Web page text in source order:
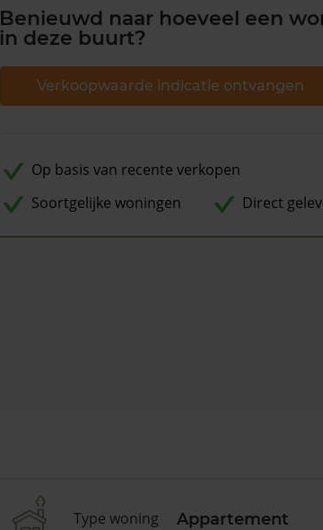
Benieuwd naar hoeveel een
in deze buurt?
Verkoopwaarde indicatie ontvangen
Op basis van recente verkopen
Soortgelijke woningen
Direct
Type woning Appartement